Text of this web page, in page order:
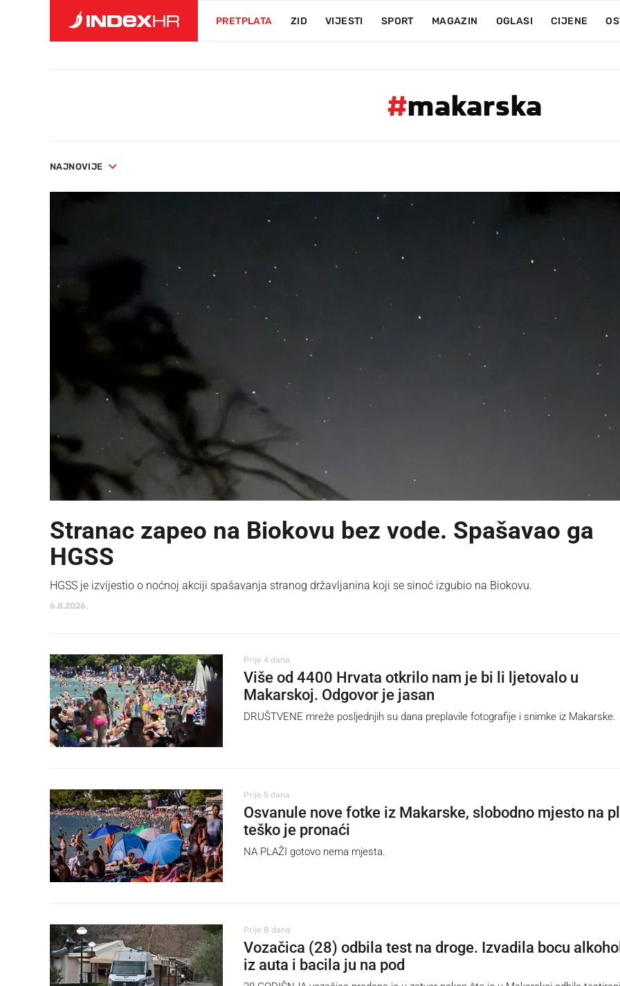
PRETPLATA ZID VIJESTI SPORT MAGAZIN OGLASI CIJENE
#makarska
NAJNOVIJE
Stranac zapeo na Biokovu bez vode. Spašavao ga
HGSS
HGSS je izvijestio o noćnoj akciji spašavanja stranog državljanina koji se sinoć izgubio na Biokovu.
6.8.2026.
Prije 4 dana
Više od 4400 Hrvata otkrilo nam je bi li ljetovalo u
Makarskoj. Odgovor je jasan
DRUŠTVENE mreže posljednjih su dana preplavile fotografije i snimke iz Makarske.
Prije 5 dana
Osvanule nove fotke iz Makarske, slobodno mjesto na
teško je pronaći
NA PLAŽI gotovo nema mjesta.
Prije 8 dana
Vozačica (28) odbila test na droge. Izvadila bocu
iz auta i bacila ju na pod